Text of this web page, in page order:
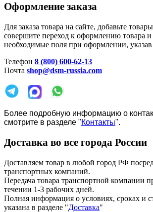
Оформление заказа
Для заказа товара на сайте, добавьте
совершите переход к оформлению товара и
необходимые поля при оформлении,
Телефон 8 (800) 600-62-13
Почта shop@dsm-russia.com
Более подробную информацию о
смотрите в разделе "Контакты".
Доставка во все города России
Доставляем товар в любой город РФ
транспортных компаний.
Передача товара транспортной компании
течении 1-3 рабочих дней.
Полная информация о условиях, сроках и
указана в разделе "Доставка"